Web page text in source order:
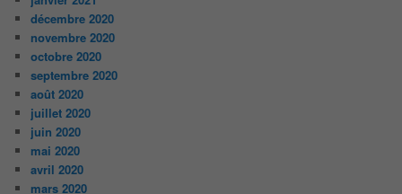
décembre 2020
novembre 2020
octobre 2020
septembre 2020
août 2020
juillet 2020
juin 2020
mai 2020
avril 2020
mars 2020